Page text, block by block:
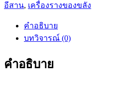
มหาลาภ
สัว
อีสาน, เครื่องรางของขลัง
คำอธิบาย
บทวิจารณ์ (0)
คำอธิบาย